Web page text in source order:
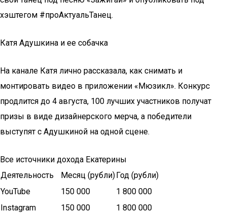
хэштегом #проАктуальТанец.
Катя Адушкина и ее собачка
На канале Катя лично рассказала, как снимать и
монтировать видео в приложении «Мюзикл». Конкурс
продлится до 4 августа, 100 лучших участников получат
призы в виде дизайнерского мерча, а победители
выступят с Адушкиной на одной сцене.
Все источники дохода Екатерины
Деятельность
Месяц (рубли)Год (рубли)
YouTube
150 000
1 800 000
Instagram
150 000
1 800 000